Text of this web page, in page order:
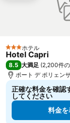
3 ホテルのランク
ホテル
Hotel Capri
8.5 大満足 (2,200件
ポート デ ポリェン
正確な料金を確認
してください
料金